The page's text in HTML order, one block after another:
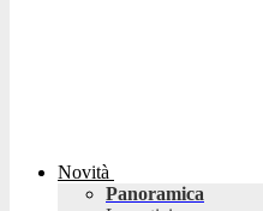
Novità
Panoramica